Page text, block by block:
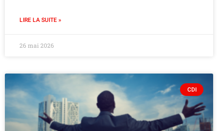
LIRE LA SUITE »
26 mai 2026
CDI